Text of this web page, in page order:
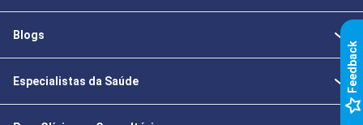
Blogs
Especialistas da Saúde k